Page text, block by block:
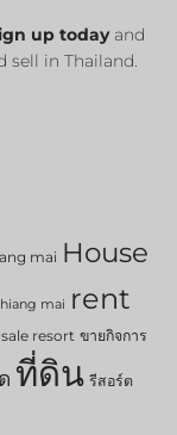
up todayand
sell in Thailand.
mai House
mai rent
sale resort ขายกิจการ
ที่ดิน รีสอร์ต